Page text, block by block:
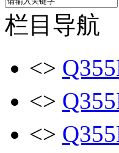
栏目导航
<>
<>
<>